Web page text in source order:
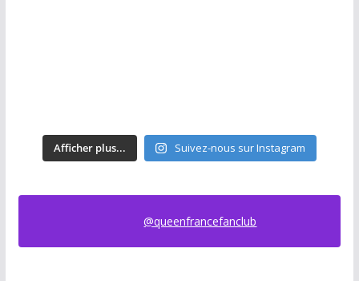
Afficher plus... Suivez-nous sur Instagram
@queenfrancefanclub